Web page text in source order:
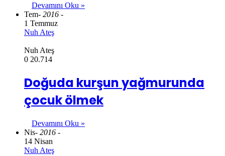
Devamını Oku »
Tem- 2016 -
1 Temmuz
Nuh Ateş
Nuh Ateş
0 20.714
Doğuda kurşun yağmurunda
çocuk ölmek
Devamını Oku »
Nis- 2016 -
14 Nisan
Nuh Ateş